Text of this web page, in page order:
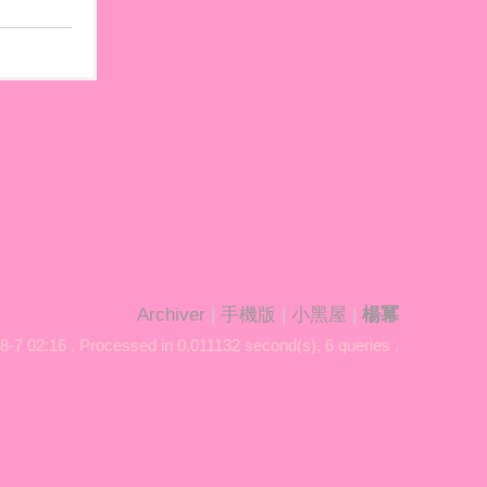
Archiver | 手機版 | 小黑屋 | 楊冪
7 02:16 , Processed in 0.011132 second(s), 6 queries .